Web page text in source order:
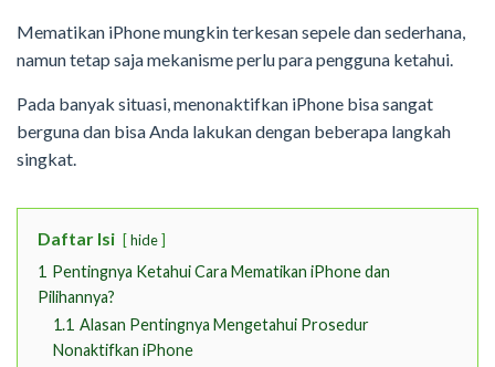
Mematikan iPhone mungkin terkesan sepele dan sederhana,
namun tetap saja mekanisme perlu para pengguna ketahui.
Pada banyak situasi, menonaktifkan iPhone bisa sangat
berguna dan bisa Anda lakukan dengan beberapa langkah
singkat.
Daftar Isi hide
1 Pentingnya Ketahui Cara Mematikan iPhone dan
Pilihannya?
1.1 Alasan Pentingnya Mengetahui Prosedur
Nonaktifkan iPhone